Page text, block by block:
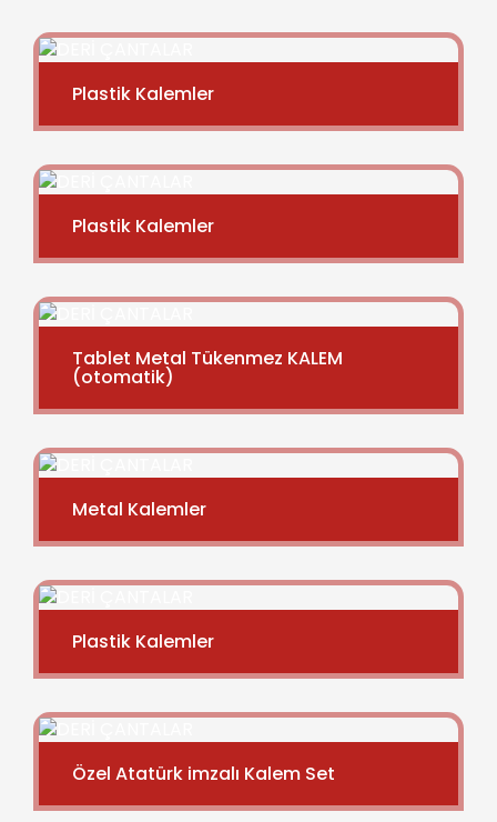
Plastik Kalemler
Plastik Kalemler
Tablet Metal Tükenmez KALEM
(otomatik)
Metal Kalemler
Plastik Kalemler
Özel Atatürk imzalı Kalem Set